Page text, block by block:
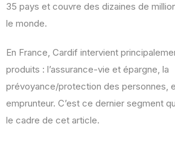
35 pays et couvre des dizaines de
le monde.
En France, Cardif intervient
produits : l’assurance-vie et épargne, la
prévoyance/protection des personnes,
emprunteur. C’est ce dernier segment
le cadre de cet article.